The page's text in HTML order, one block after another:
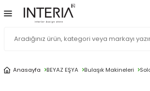
Anasayfa BEYAZ EŞYA Bulaşık Makineleri